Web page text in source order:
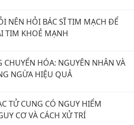
NÊN HỎI BÁC SĨ TIM MẠCH ĐỂ
TIM KHOẺ MẠNH
CHUYỂN HÓA: NGUYÊN NHÂN VÀ
NGỪA HIỆU QUẢ
TỬ CUNG CÓ NGUY HIỂM
CƠ VÀ CÁCH XỬ TRÍ